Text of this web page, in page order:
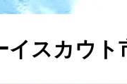
イスカウト